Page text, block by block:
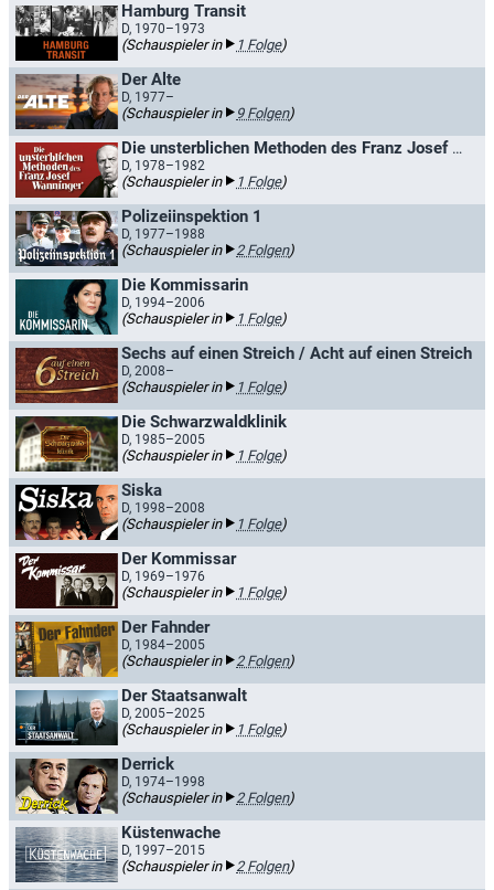
Hamburg Transit
D, 1970–1973
(Schauspieler in 1 Folge)
Der Alte
D, 1977–
(Schauspieler in 9 Folgen)
Die unsterblichen Methoden des Franz Josef Wanninger / Wiedersehen mit Wanninger
D, 1978–1982
(Schauspieler in 1 Folge)
Polizeiinspektion 1
D, 1977–1988
(Schauspieler in 2 Folgen)
Die Kommissarin
D, 1994–2006
(Schauspieler in 1 Folge)
Sechs auf einen Streich / Acht auf einen Streich
D, 2008–
(Schauspieler in 1 Folge)
Die Schwarzwaldklinik
D, 1985–2005
(Schauspieler in 1 Folge)
Siska
D, 1998–2008
(Schauspieler in 1 Folge)
Der Kommissar
D, 1969–1976
(Schauspieler in 1 Folge)
Der Fahnder
D, 1984–2005
(Schauspieler in 2 Folgen)
Der Staatsanwalt
D, 2005–2025
(Schauspieler in 1 Folge)
Derrick
D, 1974–1998
(Schauspieler in 2 Folgen)
Küstenwache
D, 1997–2015
(Schauspieler in 2 Folgen)